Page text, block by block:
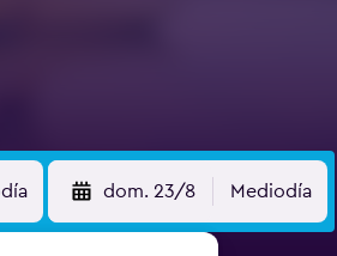
dom. 23/8 Mediodía